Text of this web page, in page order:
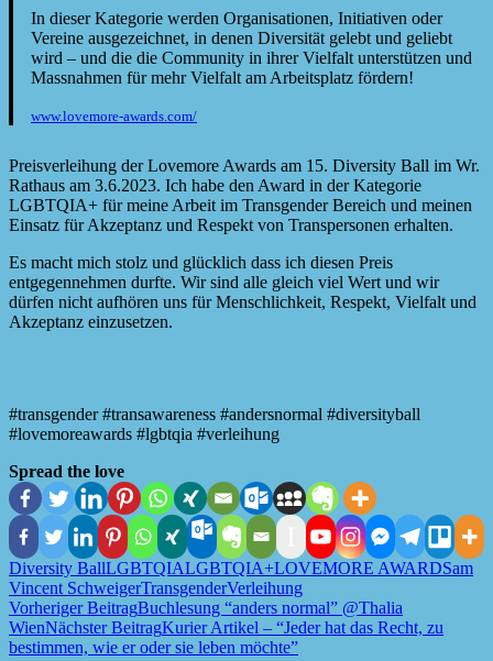
In dieser Kategorie werden Organisationen, Initiativen oder
Vereine ausgezeichnet, in denen Diversität gelebt und geliebt
wird – und die die Community in ihrer Vielfalt unterstützen und
Massnahmen für mehr Vielfalt am Arbeitsplatz fördern!
www.lovemore-awards.com/
Preisverleihung der Lovemore Awards am 15. Diversity Ball im Wr.
Rathaus am 3.6.2023. Ich habe den Award in der Kategorie
LGBTQIA+ für meine Arbeit im Transgender Bereich und meinen
Einsatz für Akzeptanz und Respekt von Transpersonen erhalten.
Es macht mich stolz und glücklich dass ich diesen Preis
entgegennehmen durfte. Wir sind alle gleich viel Wert und wir
dürfen nicht aufhören uns für Menschlichkeit, Respekt, Vielfalt und
Akzeptanz einzusetzen.
#transgender #transawareness #andersnormal #diversityball
#lovemoreawards #lgbtqia #verleihung
Spread the love
Diversity BallLGBTQIALGBTQIA+LOVEMORE AWARDSam
Vincent SchweigerTransgenderVerleihung
Beitragsnavigation
Vorheriger BeitragBuchlesung “anders normal” @Thalia
WienNächster BeitragKurier Artikel – “Jeder hat das Recht, zu
bestimmen, wie er oder sie leben möchte”